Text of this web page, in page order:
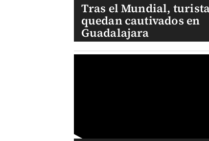
Tras el Mundial,
quedan cautivados en
Guadalajara